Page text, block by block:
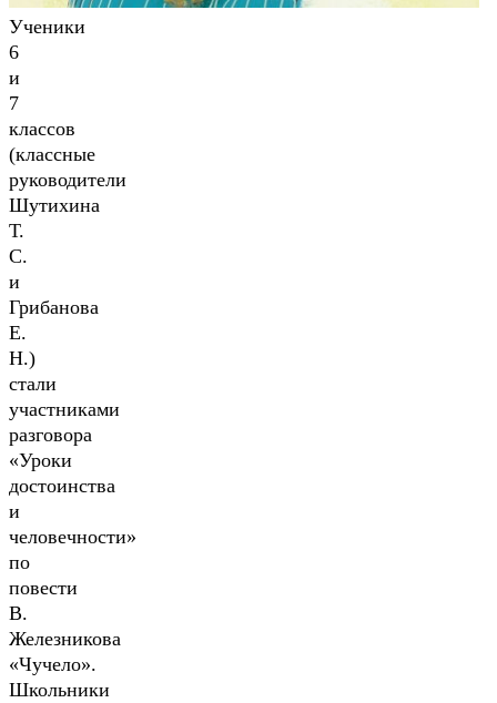
Ученики
6
и
7
классов
(классные
руководители
Шутихина
Т.
С.
и
Грибанова
Е.
Н.)
стали
участниками
разговора
«Уроки
достоинства
и
человечности»
по
повести
В.
Железникова
«Чучело».
Школьники